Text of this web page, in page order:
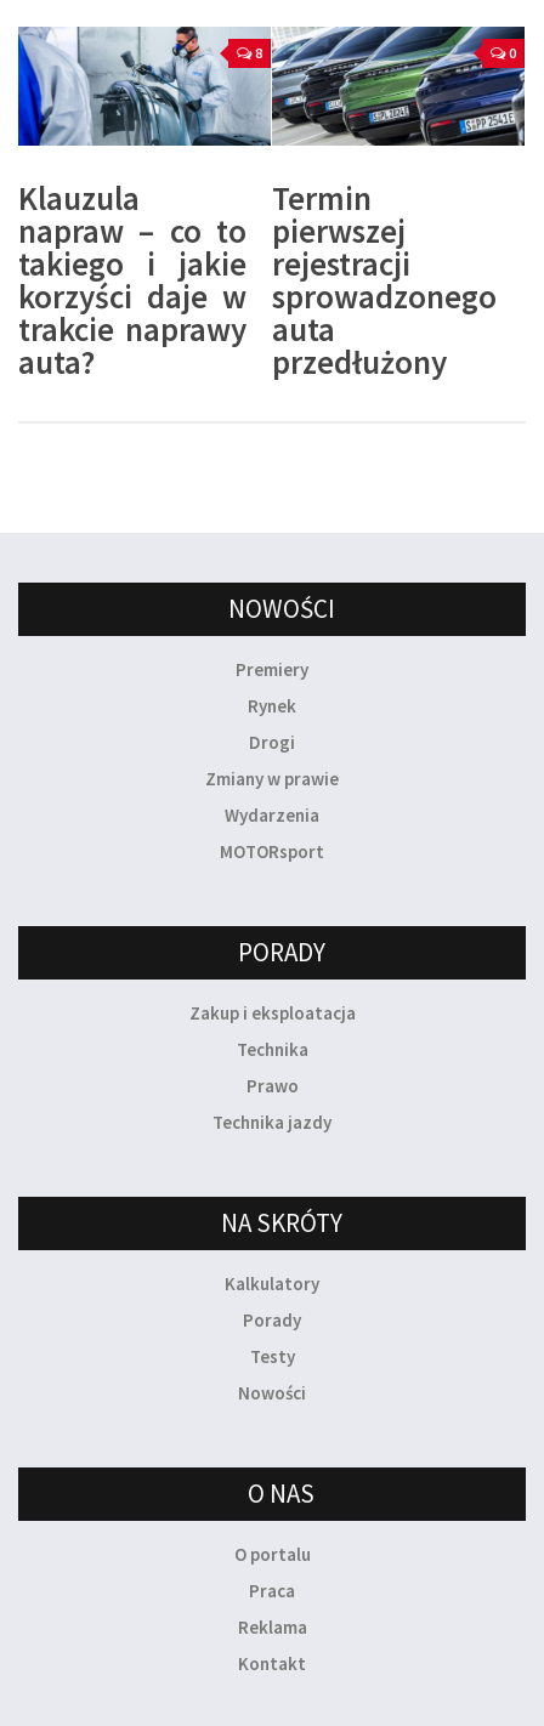
8
Klauzula
napraw – co to
takiego i jakie
korzyści daje w
trakcie naprawy
auta?
0
Termin
pierwszej
rejestracji
sprowadzonego
auta
przedłużony
NOWOŚCI
Premiery
Rynek
Drogi
Zmiany w prawie
Wydarzenia
MOTORsport
PORADY
Zakup i eksploatacja
Technika
Prawo
Technika jazdy
NA SKRÓTY
Kalkulatory
Porady
Testy
Nowości
O NAS
O portalu
Praca
Reklama
Kontakt